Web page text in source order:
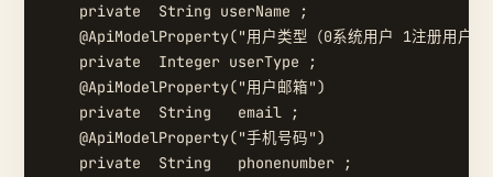
    private  String userName ;
@ApiModelProperty("用户类型（0系统用户 1注册用户）
    private  Integer userType ;
    @ApiModelProperty("用户邮箱")
    private  String   email ;
    @ApiModelProperty("手机号码")
    private  String   phonenumber ;